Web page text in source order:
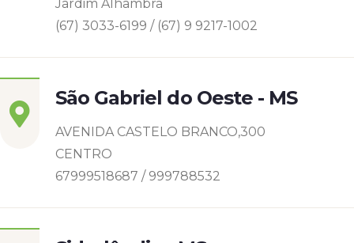
Jardim Alhambra
(67) 3033-6199 / (67) 9 9217-1002
São Gabriel do Oeste - MS
AVENIDA CASTELO BRANCO,300
CENTRO
67999518687 / 999788532